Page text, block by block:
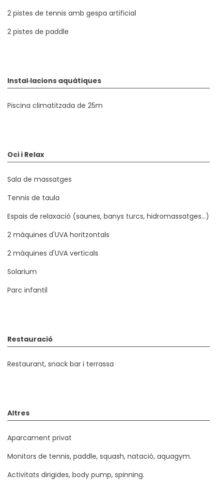
2 pistes de tennis amb gespa artificial
2 pistes de paddle
Instal·lacions aquàtiques
Piscina climatitzada de 25m
Oci i Relax
Sala de massatges
Tennis de taula
Espais de relaxació (saunes, banys turcs, hidromassatges...)
2 màquines d'UVA horitzontals
2 màquines d'UVA verticals
Solarium
Parc infantil
Restauració
Restaurant, snack bar i terrassa
Altres
Aparcament privat
Monitors de tennis, paddle, squash, natació, aquagym.
Activitats dirigides, body pump, spinning.